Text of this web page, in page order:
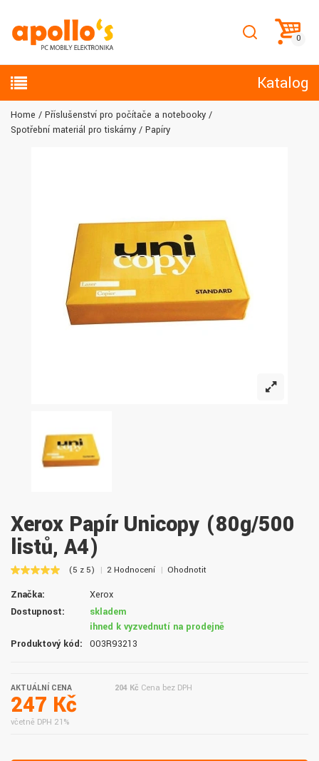
Katalog
Home
Příslušenství pro počítače a notebooky
Spotřební materiál pro tiskárny
Papíry
Xerox Papír Unicopy (80g/500
listů, A4)
(5 z 5) 2 Hodnocení Ohodnotit
Značka:
Xerox
Dostupnost:
skladem
ihned k vyzvednutí na prodejně
Produktový kód:
003R93213
AKTUÁLNÍ CENA
247 Kč
včetně DPH 21%
204 Kč Cena bez DPH